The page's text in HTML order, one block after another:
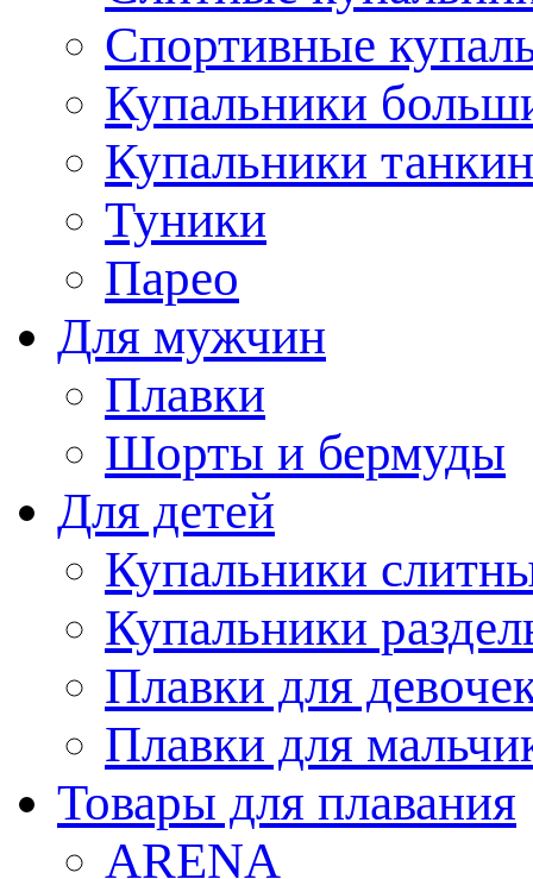
Спортивные
Купальники
Купальники
Туники
Парео
Для мужчин
Плавки
Шорты и бермуды
Для детей
Купальники
Купальники
Плавки для
Плавки для
Товары для плавания
ARENA